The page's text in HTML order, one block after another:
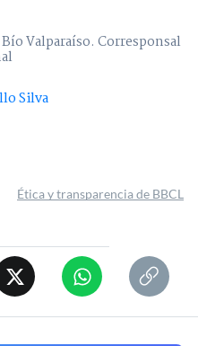
Valparaíso. Corresponsal
Silva
Ética y transparencia de BBCL